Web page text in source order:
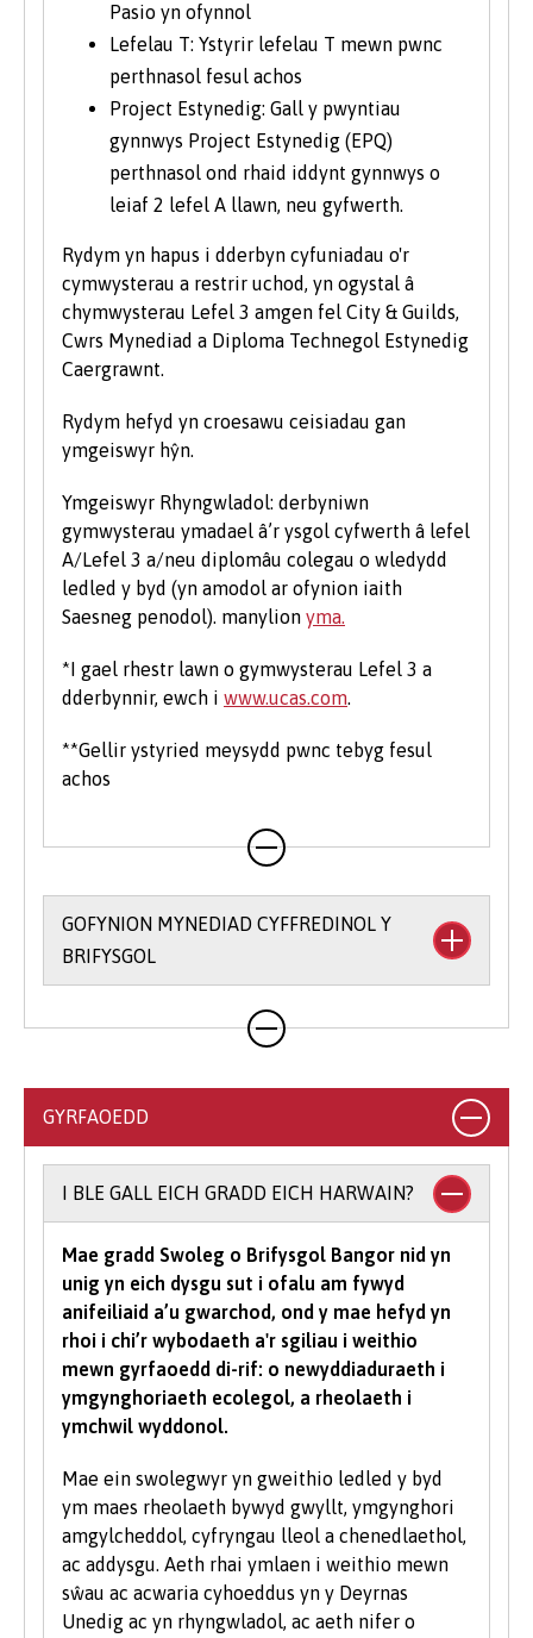
Pasio yn ofynnol
Lefelau T: Ystyrir lefelau T mewn pwnc
perthnasol fesul achos
Project Estynedig: Gall y pwyntiau
gynnwys Project Estynedig (EPQ)
perthnasol ond rhaid iddynt gynnwys o
leiaf 2 lefel A llawn, neu gyfwerth.
Rydym yn hapus i dderbyn cyfuniadau o'r
cymwysterau a restrir uchod, yn ogystal â
chymwysterau Lefel 3 amgen fel City & Guilds,
Cwrs Mynediad a Diploma Technegol Estynedig
Caergrawnt.
Rydym hefyd yn croesawu ceisiadau gan
ymgeiswyr hŷn.
Ymgeiswyr Rhyngwladol: derbyniwn
gymwysterau ymadael â’r ysgol cyfwerth â lefel
A/Lefel 3 a/neu diplomâu colegau o wledydd
ledled y byd (yn amodol ar ofynion iaith
Saesneg penodol). manylion yma.
*I gael rhestr lawn o gymwysterau Lefel 3 a
dderbynnir, ewch i www.ucas.com.
**Gellir ystyried meysydd pwnc tebyg fesul
achos
GOFYNION MYNEDIAD CYFFREDINOL Y
BRIFYSGOL
Rydym yn rhoi hyblygrwydd i chi o ran bodloni
ein gofynion mynediad ac yr ydym yn derbyn
cyrsiau gradd, byddwn yn derbyn cyfuniadau o
gymwysterau Lefel 3 amgen (gweler y cyrsiau
unigol am ragor o wybodaeth am gymwysterau
a dderbynnir).
I astudio cwrs gradd mae’n rhaid i chi gael
isafswm o bwyntiau tariff UCAS, gyda rhai
cyrsiau yn gofyn am raddau mewn pynciau
penodol. Yn dibynnu ar yr hyn yr hoffech ei
astudio gyda ni, efallai y bydd meini prawf
ychwanegol yn cael eu gosod - bydd y rhain
wedi eu nodi'n glir yn y gofynion mynediad
cwrs-benodol. Am eglurhad manwl o bwyntiau
tariff UCAS, ewch iwww.ucas.com.
Mae angen i bob myfyriwr feddu ar sgiliau
sylfaenol da ac mae'r Brifysgol hefyd yn gweld
gwerth mewn sgiliau TG a chyfathrebu.
GYRFAOEDD
I BLE GALL EICH GRADD EICH HARWAIN?
Mae gradd Swoleg o Brifysgol Bangor nid yn
unig yn eich dysgu sut i ofalu am fywyd
anifeiliaid a’u gwarchod, ond y mae hefyd yn
rhoi i chi’r wybodaeth a'r sgiliau i weithio
mewn gyrfaoedd di-rif: o newyddiaduraeth i
ymgynghoriaeth ecolegol, a rheolaeth i
ymchwil wyddonol.
Mae ein swolegwyr yn gweithio ledled y byd
ym maes rheolaeth bywyd gwyllt, ymgynghori
amgylcheddol, cyfryngau lleol a chenedlaethol,
ac addysgu. Aeth rhai ymlaen i weithio mewn
sŵau ac acwaria cyhoeddus yn y Deyrnas
Unedig ac yn rhyngwladol, ac aeth nifer o